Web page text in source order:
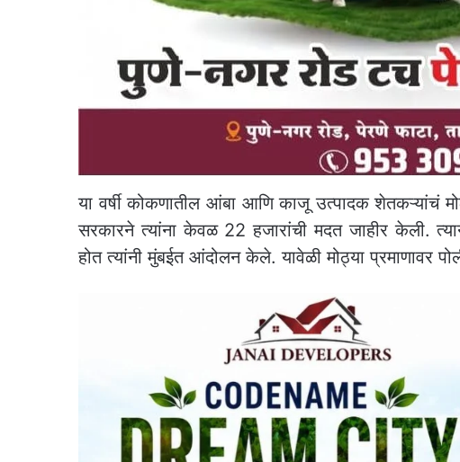
या वर्षी कोकणातील आंबा आणि काजू उत्पादक शेतकऱ्यांचं
सरकारने त्यांना केवळ 22 हजारांची मदत जाहीर केली.
होत त्यांनी मुंबईत आंदोलन केले. यावेळी मोठ्या प्रमाणावर